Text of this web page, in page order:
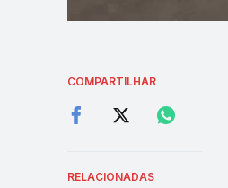
COMPARTILHAR
RELACIONADAS